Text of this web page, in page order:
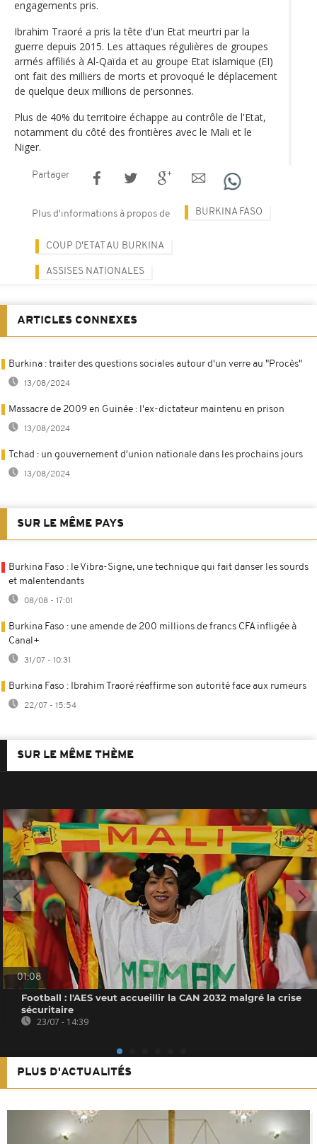
engagements pris.
Ibrahim Traoré a pris la tête d'un Etat meurtri par la
guerre depuis 2015. Les attaques régulières de groupes
armés affiliés à Al-Qaïda et au groupe Etat islamique (EI)
ont fait des milliers de morts et provoqué le déplacement
de quelque deux millions de personnes.
Plus de 40% du territoire échappe au contrôle de l'Etat,
notamment du côté des frontières avec le Mali et le
Niger.
Partager
Plus d'informations à propos de BURKINA FASO
COUP D'ETAT AU BURKINA
ASSISES NATIONALES
ARTICLES CONNEXES
Burkina : traiter des questions sociales autour d'un verre au "Procès"
13/08/2024
Massacre de 2009 en Guinée : l'ex-dictateur maintenu en prison
13/08/2024
Tchad : un gouvernement d'union nationale dans les prochains jours
13/08/2024
SUR LE MÊME PAYS
Burkina Faso : le Vibra-Signe, une technique qui fait danser les sourds
et malentendants
08/08 - 17:01
Burkina Faso : une amende de 200 millions de francs CFA infligée à
Canal+
31/07 - 10:31
Burkina Faso : Ibrahim Traoré réaffirme son autorité face aux rumeurs
22/07 - 15:54
SUR LE MÊME THÈME
01:08
Football : l'AES veut accueillir la CAN 2032 malgré la crise
sécuritaire
23/07 - 14:39
PLUS D'ACTUALITÉS